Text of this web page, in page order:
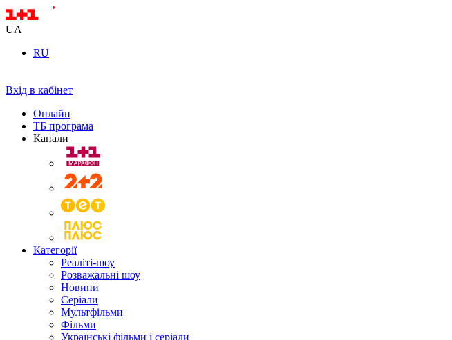
UA
RU
Вхід в кабінет
Онлайн
ТБ програма
Канали
Категорії
Реаліті-шоу
Розважальні шоу
Новини
Серіали
Мультфільми
Фільми
Українські фільми і серіали